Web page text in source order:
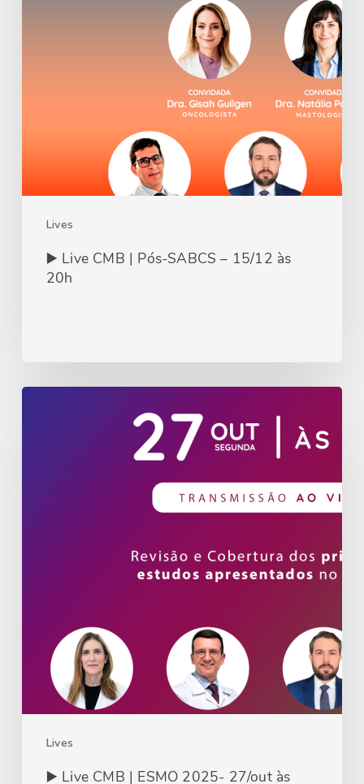
Lives
▶️ Live CMB | Pós-SABCS – 15/12 às
20h
Lives
▶️ Live CMB | ESMO 2025- 27/out às